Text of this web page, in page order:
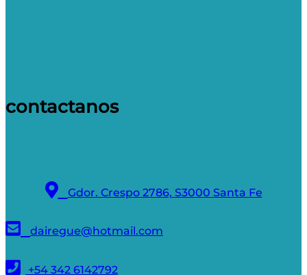
contactanos
Gdor. Crespo 2786, S3000 Santa Fe
dairegue@hotmail.com
+54 342 6142792